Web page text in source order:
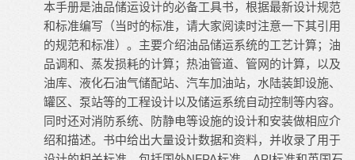
本手册是油品储运设计的必备工具书，根据最新设计规范
和标准编写（当时的标准，请大家阅读时注意一下其引用
的规范和标准）。主要介绍油品储运系统的工艺计算；油
品调和、蒸发损耗的计算；热油管道、管网的计算，以及
油库、液化石油气储配站、汽车加油站，水陆装卸设施、
罐区、泵站等的工程设计以及储运系统自动控制等内容。
同时还对消防系统、防静电等设施的设计和安装做相应介
绍和描述。书中给出大量设计数据和资料，并收录了用于